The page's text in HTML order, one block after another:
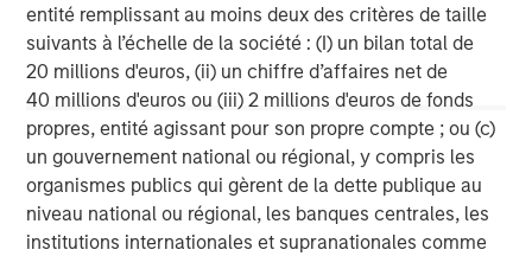
entité remplissant au moins deux des critères de taille
suivants à l’échelle de la société : (I) un bilan total de
20 millions d'euros, (ii) un chiffre d’affaires net de
40 millions d'euros ou (iii) 2 millions d'euros de fonds
propres, entité agissant pour son propre compte ; ou (c)
un gouvernement national ou régional, y compris les
organismes publics qui gèrent de la dette publique au
niveau national ou régional, les banques centrales, les
institutions internationales et supranationales comme
Morgan Stanley Energy Partners
Morgan Stanley Energy Partners makes control
investments in energy companies primarily located in
North America. The team focuses on the buyout and
build-up of strategically attractive, established energy
businesses across the energy value chain in partnership